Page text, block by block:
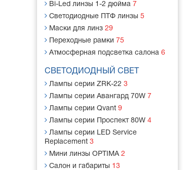
Bi-Led линзы 1-2 дюйма 7
Светодиодные ПТФ линзы 5
Маски для линз 29
Переходные рамки 75
Атмосферная подсветка салона 6
СВЕТОДИОДНЫЙ СВЕТ
Лампы серии ZRK-22 3
Лампы серии Авангард 70W 7
Лампы серии Qvant 9
Лампы серии Проспект 80W 4
Лампы серии LED Service
Replacement 3
Мини линзы OPTIMA 2
Салон и габариты 13